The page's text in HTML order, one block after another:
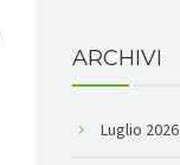
ARCHIVI
Luglio 2026